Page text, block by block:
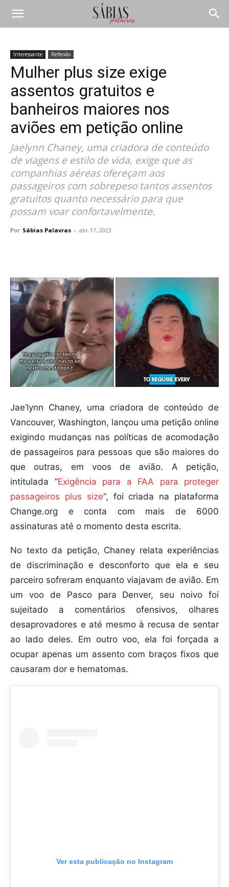
Interessante Reflexão
Mulher plus size exige
assentos gratuitos e
banheiros maiores nos
aviões em petição online
Jaelynn Chaney, uma criadora de conteúdo
de viagens e estilo de vida, exige que as
companhias aéreas ofereçam aos
passageiros com sobrepeso tantos assentos
gratuitos quanto necessário para que
possam voar confortavelmente.
Por Sábias Palavras - abr 17, 2023
Jae’lynn Chaney, uma criadora de conteúdo de
Vancouver, Washington, lançou uma petição online
exigindo mudanças nas políticas de acomodação
de passageiros para pessoas que são maiores do
que outras, em voos de avião. A petição,
intitulada “Exigência para a FAA para proteger
passageiros plus size“, foi criada na plataforma
Change.org e conta com mais de 6000
assinaturas até o momento desta escrita.
No texto da petição, Chaney relata experiências
de discriminação e desconforto que ela e seu
parceiro sofreram enquanto viajavam de avião. Em
um voo de Pasco para Denver, seu noivo foi
sujeitado a comentários ofensivos, olhares
desaprovadores e até mesmo à recusa de sentar
ao lado deles. Em outro voo, ela foi forçada a
ocupar apenas um assento com braços fixos que
causaram dor e hematomas.
Ver esta publicação no Instagram